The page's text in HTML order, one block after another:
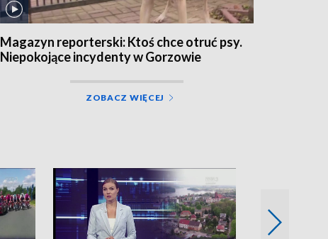
Magazyn reporterski: Ktoś chce otruć psy.
Niepokojące incydenty w Gorzowie
ZOBACZ WIĘCEJ